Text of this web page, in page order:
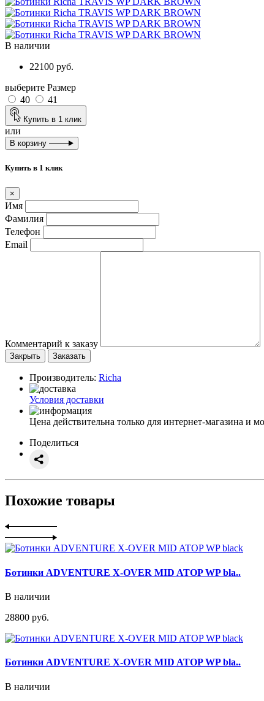
В наличии
22100 руб.
выберите Размер
40
41
Купить в 1 клик
или
В корзину
Купить в 1 клик
×
Имя
Фамилия
Телефон
Email
Комментарий к заказу
Закрыть Заказать
Производитель: Richa
Условия доставки
Цена действительна только для интернет-магазина и
Поделиться
Похожие товары
Ботинки ADVENTURE X-OVER MID ATOP WP bla..
В наличии
28800 руб.
Ботинки ADVENTURE X-OVER MID ATOP WP bla..
В наличии